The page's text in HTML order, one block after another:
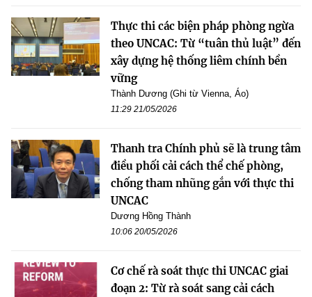
Thực thi các biện pháp phòng ngừa
theo UNCAC: Từ “tuân thủ luật” đến
xây dựng hệ thống liêm chính bền
vững
Thành Dương (Ghi từ Vienna, Áo)
11:29 21/05/2026
Thanh tra Chính phủ sẽ là trung tâm
điều phối cải cách thể chế phòng,
chống tham nhũng gắn với thực thi
UNCAC
Dương Hồng Thành
10:06 20/05/2026
Cơ chế rà soát thực thi UNCAC giai
đoạn 2: Từ rà soát sang cải cách